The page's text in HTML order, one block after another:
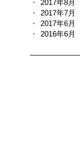
2017年8月
2017年7月
2017年6月
2016年6月